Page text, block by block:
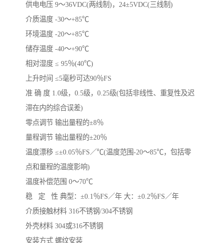
供电电压 9～36VDC(两线制)，24±5VDC(三线制)
介质温度 -30～+85℃
环境温度 -20～+85℃
储存温度 -40～+90℃
相对湿度 ≤ 95％(40℃)
上升时间 ≤5毫秒可达90％FS
准 确 度 1.0级，0.5级，0.25级(包括非线性、重复性及迟
滞在内的综合误差)
零点调节 输出量程的±8％
量程调节 输出量程的±20％
温度漂移 ≤±0.05％FS／℃(温度范围-20～85℃，包括零
点和量程的温度影响)
温度补偿范围 0～70℃
稳 定 性 典型：±0.1％FS／年 大：±0.2％FS／年
介质接触材料 316不锈钢/304不锈钢
外壳材料 304或316不锈钢
安装方式 螺纹安装